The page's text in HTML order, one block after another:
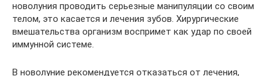
новолуния проводить серьезные манипуляции со своим
телом, это касается и лечения зубов. Хирургические
вмешательства организм воспримет как удар по своей
иммунной системе.
В новолуние рекомендуется отказаться от лечения,